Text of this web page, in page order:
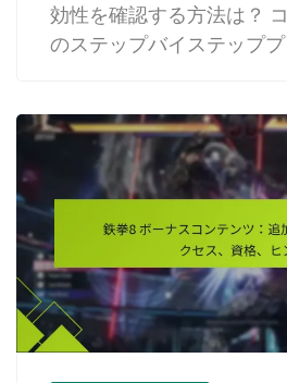
効性を確認する方法は？
のステップバイステップ